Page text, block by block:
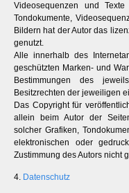
Videosequenzen und
Tondokumente,
Bildern hat der Autor das
genutzt.
Alle innerhalb des
geschützten Marken- und
Bestimmungen des
Besitzrechten der jeweiligen
Das Copyright für
allein beim Autor der
solcher Grafiken,
elektronischen oder
Zustimmung des Autors nicht
4. Datenschutz